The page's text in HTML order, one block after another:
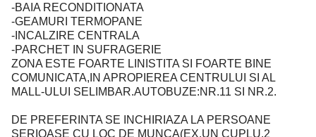
-BAIA RECONDITIONATA
-GEAMURI TERMOPANE
-INCALZIRE CENTRALA
-PARCHET IN SUFRAGERIE
ZONA ESTE FOARTE LINISTITA SI FOARTE BINE
COMUNICATA,IN APROPIEREA CENTRULUI SI AL
MALL-ULUI SELIMBAR.AUTOBUZE:NR.11 SI NR.2.
DE PREFERINTA SE INCHIRIAZA LA PERSOANE
SERIOASE CU LOC DE MUNCA(EX.UN CUPLU,2